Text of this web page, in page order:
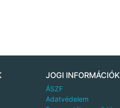
JOGI INFORMÁCIÓK
ÁSZF
Adatvédelem